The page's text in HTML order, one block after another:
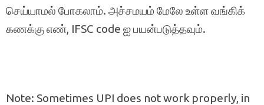
செய்யாமல் போகலாம். அச்சமயம் மேலே உள்ள வங்கிக்
கணக்கு எண், IFSC code ஐ பயன்படுத்தவும்.
Note: Sometimes UPI does not work properly, in